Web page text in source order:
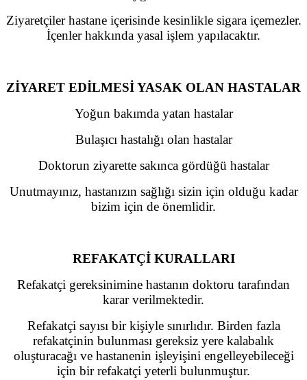
Ziyaretçiler hastane içerisinde kesinlikle sigara içemezler.
İçenler hakkında yasal işlem yapılacaktır.
ZİYARET EDİLMESİ YASAK OLAN HASTALAR
Yoğun bakımda yatan hastalar
Bulaşıcı hastalığı olan hastalar
Doktorun ziyarette sakınca gördüğü hastalar
Unutmayınız, hastanızın sağlığı sizin için olduğu kadar
bizim için de önemlidir.
REFAKATÇİ KURALLARI
Refakatçi gereksinimine hastanın doktoru tarafından
karar verilmektedir.
Refakatçi sayısı bir kişiyle sınırlıdır. Birden fazla
refakatçinin bulunması gereksiz yere kalabalık
oluşturacağı ve hastanenin işleyişini engelleyebileceği
için bir refakatçi yeterli bulunmuştur.